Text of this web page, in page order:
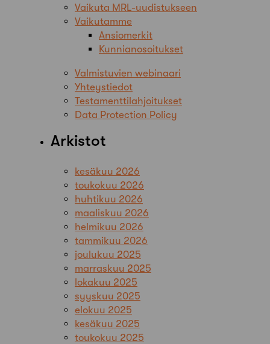
Vaikuta MRL-uudistukseen
Vaikutamme
Ansiomerkit
Kunnianosoitukset
Valmistuvien webinaari
Yhteystiedot
Testamenttilahjoitukset
Data Protection Policy
Arkistot
kesäkuu 2026
toukokuu 2026
huhtikuu 2026
maaliskuu 2026
helmikuu 2026
tammikuu 2026
joulukuu 2025
marraskuu 2025
lokakuu 2025
syyskuu 2025
elokuu 2025
kesäkuu 2025
toukokuu 2025